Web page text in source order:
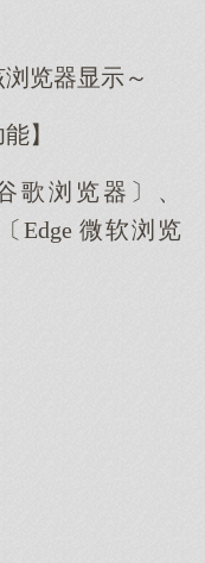
览器显示～
】
歌浏览器〕、
Edge 微软浏览